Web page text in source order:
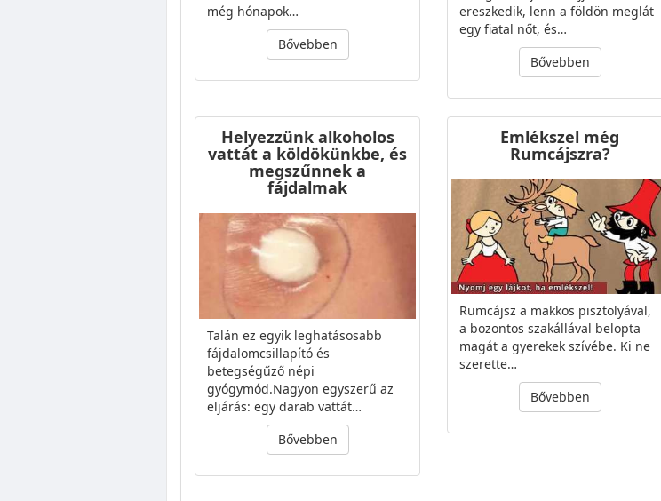
még hónapok…
Bővebben
ereszkedik, lenn a földön meglát
egy fiatal nőt, és…
Bővebben
Helyezzünk alkoholos
vattát a köldökünkbe, és
megszűnnek a
fájdalmak
Talán ez egyik leghatásosabb
fájdalomcsillapító és
betegségűző népi
gyógymód.Nagyon egyszerű az
eljárás: egy darab vattát…
Bővebben
Emlékszel még
Rumcájszra?
Rumcájsz a makkos pisztolyával,
a bozontos szakállával belopta
magát a gyerekek szívébe. Ki ne
szerette…
Bővebben